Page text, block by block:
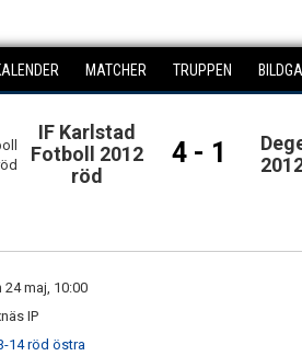
MATCHER TRUPPEN
IF Karlstad
Fotboll 2012
röd
4 - 1
24 maj, 10:00
IP
14 röd östra